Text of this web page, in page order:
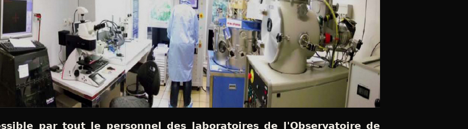
par tout le personnel des laboratoires de l'Observatoire de